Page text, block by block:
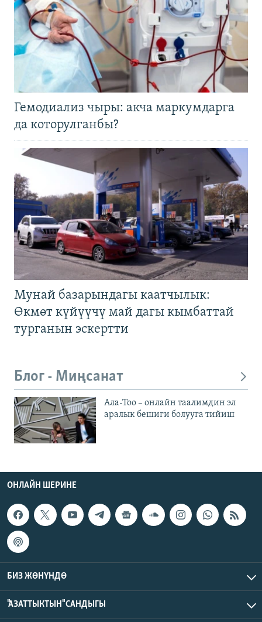
Гемодиализ чыры: акча маркумдарга
да которулганбы?
Мунай базарындагы каатчылык:
Өкмөт күйүүчү май дагы кымбаттай
турганын эскертти
Блог - Миңсанат
Ала-Тоо – онлайн таалимдин эл
аралык бешиги болууга тийиш
ОНЛАЙН ШЕРИНЕ
БИЗ ЖӨНҮНДӨ
"АЗАТТЫКТЫН" САНДЫГЫ